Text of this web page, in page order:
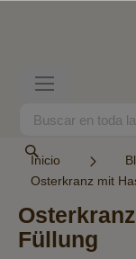
Search
Inicio
Osterkranz mit
Füllung